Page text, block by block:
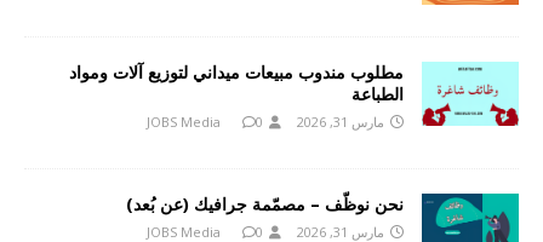
مطلوب مندوب مبيعات ميداني لتوزيع آلات ومواد
الطباعة
مارس 31, 2026 JOBS Media 0
نحن نوظّف – مصمّمة جرافيك (عن بُعد)
مارس 31, 2026 JOBS Media 0